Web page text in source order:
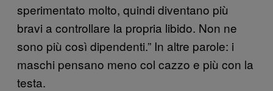
sperimentato molto, quindi diventano più
bravi a controllare la propria libido. Non ne
sono più così dipendenti.” In altre parole: i
maschi pensano meno col cazzo e più con la
testa.